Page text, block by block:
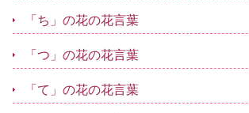
「ち」の花の花言葉
「つ」の花の花言葉
「て」の花の花言葉